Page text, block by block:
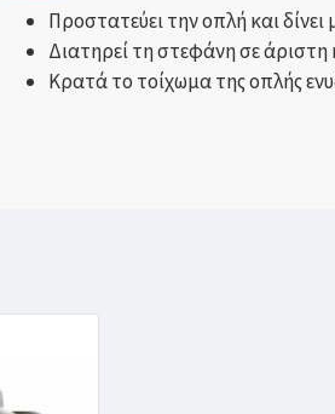
Προστατεύει την οπλή και
Διατηρεί τη στεφάνη σε
Κρατά το τοίχωμα της οπλής